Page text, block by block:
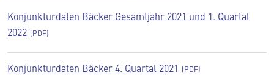
Konjunkturdaten Bäcker Gesamtjahr 2021 und 1. Quartal
2022
Konjunkturdaten Bäcker 4. Quartal 2021